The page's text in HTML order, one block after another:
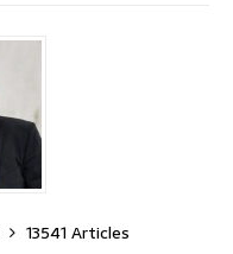
13541 Articles